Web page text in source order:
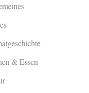
& Essen